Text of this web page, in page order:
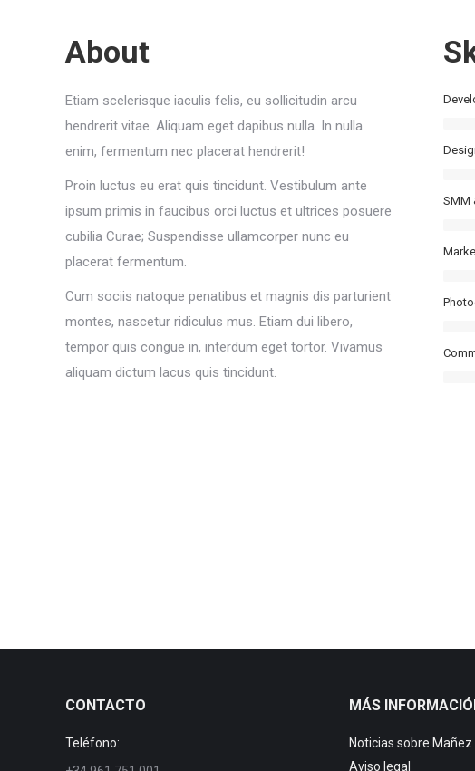
About
Etiam scelerisque iaculis felis, eu sollicitudin arcu
hendrerit vitae. Aliquam eget dapibus nulla. In nulla
enim, fermentum nec placerat hendrerit!
Proin luctus eu erat quis tincidunt. Vestibulum ante
ipsum primis in faucibus orci luctus et ultrices posuere
cubilia Curae; Suspendisse ullamcorper nunc eu
placerat fermentum.
Cum sociis natoque penatibus et magnis dis parturient
montes, nascetur ridiculus mus. Etiam dui libero,
tempor quis congue in, interdum eget tortor. Vivamus
aliquam dictum lacus quis tincidunt.
SMM
CONTACTO
Teléfono:
MÁS
Noticias sobre
Aviso legal